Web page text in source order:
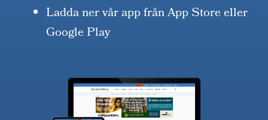
Ladda ner vår app från App Store eller
Google Play